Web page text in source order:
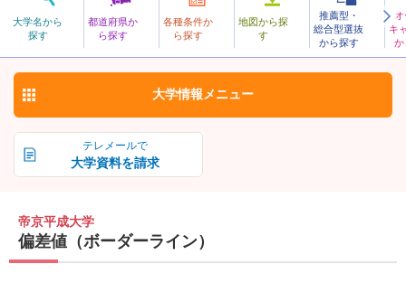
大学名から
探す
都道府県か
ら探す
各種条件か
ら探す
地図から探
す
推薦型・
総合型選抜
から探す
キ
か
私立
ていきょうへいせい
帝京平成大学 お気に入り
テレメールで
大学資料を請求
大学情報 メニュー
帝京平成大学
偏差値（ボーダーライン）